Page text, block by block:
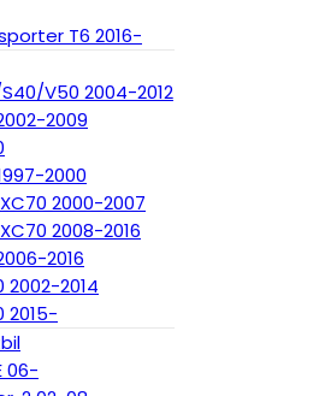
T6 2016-
V50 2004-2012
2009
2000
2000-2007
2008-2016
2016
2002-2014
2015-
06-